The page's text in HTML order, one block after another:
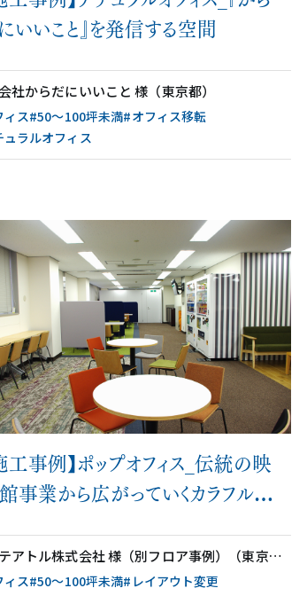
いいこと』を発信する空間
社からだにいいこと 様（東京都）
ス#50〜100坪未満#オフィス移転
ラルオフィス
工事例】ポップオフィス_伝統の映
事業から広がっていくカラフルな
東京テアトル株式会社 様（別フロア事例）（東京都）
ス#50〜100坪未満#レイアウト変更